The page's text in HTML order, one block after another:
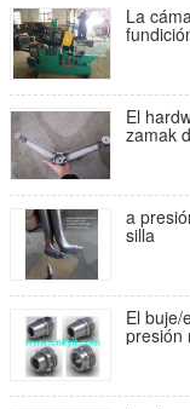
La
El
zamak
a
silla
El buje/
presión